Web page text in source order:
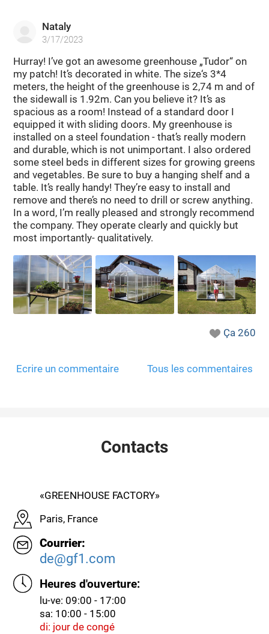
Nataly
3/17/2023
Hurray! I’ve got an awesome greenhouse „Tudor“ on
my patch! It’s decorated in white. The size‘s 3*4
meters, the height of the greenhouse is 2,74 m and of
the sidewall is 1.92m. Can you believe it? It’s as
spacious as a room! Instead of a standard door I
equipped it with sliding doors. My greenhouse is
installed on a steel foundation - that’s really modern
and durable, which is not unimportant. I also ordered
some steel beds in different sizes for growing greens
and vegetables. Be sure to buy a hanging shelf and a
table. It’s really handy! They’re easy to install and
remove and there’s no need to drill or screw anything.
In a word, I’m really pleased and strongly recommend
the company. They operate clearly and quickly but
most importantly- qualitatively.
Ça260
Ecrire un commentaire Tous les commentaires
Contacts
«GREENHOUSE FACTORY»
Paris, France
Courrier:
de@gf1.com
Heures d'ouverture:
lu-ve: 09:00 - 17:00
sa: 10:00 - 15:00
di: jour de congé